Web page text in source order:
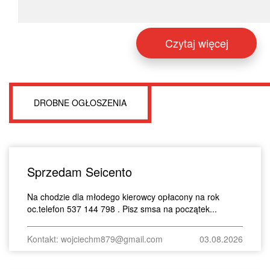
Czytaj więcej
DROBNE OGŁOSZENIA
Sprzedam Seicento
Na chodzie dla młodego kierowcy opłacony na rok
oc.telefon 537 144 798 . Pisz smsa na początek...
Kontakt: wojciechm879@gmail.com 03.08.2026